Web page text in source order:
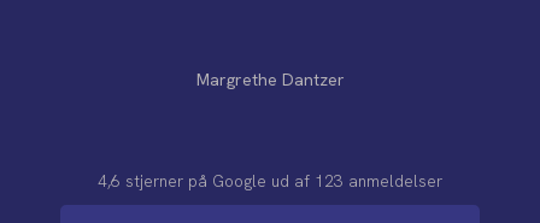
Margrethe Dantzer
4,6 stjerner på Google​ ​ud af 123 anmeldelser